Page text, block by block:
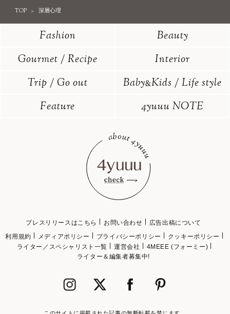
TOP 深層心理
Fashion
Beauty
Gourmet / Recipe
Interior
Trip / Go out
Baby&Kids / Life style
Feature
4yuuu NOTE
プレスリリースはこちら お問い合わせ
広告出稿について
利用規約
メディアポリシー プライバシーポリシー
クッキーポリシー
ライター／スペシャリスト一覧
運営会社
4MEEE (フォーミー)
ライター＆編集者募集中!